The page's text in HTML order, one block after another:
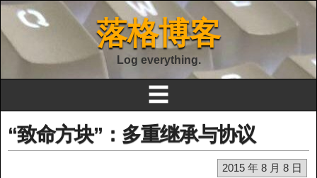
落格博客
Log everything.
☰
“致命方块”：多重继承与协议
2015 年 8 月 8 日